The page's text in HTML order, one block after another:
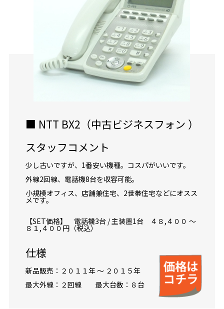
■ NTT BX2（中古ビジネスフォン ）
スタッフコメント
少し古いですが、1番安い機種。コスパがいいです。
外線2回線、電話機8台を収容可能。
小規模オフィス、店舗兼住宅、2世帯住宅などにオスス
メです。
【SET価格】 電話機3台 / 主装置1台 ４８,４００ ～
８１,４００円（税込）
仕様
新品販売：２０１１年 ～ ２０１５年
最大外線：２回線 最大台数：８台